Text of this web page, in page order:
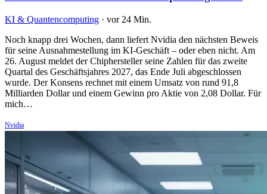
KI & Quantencomputing · vor 24 Min.
Noch knapp drei Wochen, dann liefert Nvidia den nächsten Beweis
für seine Ausnahmestellung im KI-Geschäft – oder eben nicht. Am
26. August meldet der Chiphersteller seine Zahlen für das zweite
Quartal des Geschäftsjahres 2027, das Ende Juli abgeschlossen
wurde. Der Konsens rechnet mit einem Umsatz von rund 91,8
Milliarden Dollar und einem Gewinn pro Aktie von 2,08 Dollar. Für
mich…
Nvidia